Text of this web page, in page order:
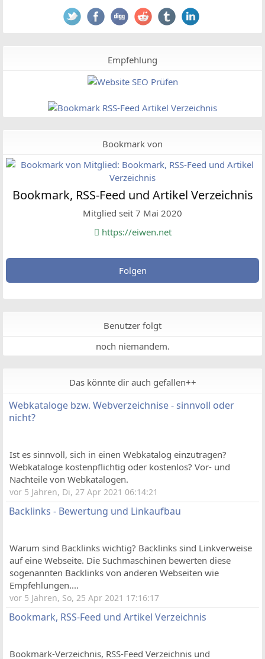
Empfehlung
Bookmark von
Bookmark, RSS-Feed und Artikel Verzeichnis
Mitglied seit 7 Mai 2020
https://eiwen.net
Folgen
Benutzer folgt
noch niemandem.
Das könnte dir auch gefallen++
Webkataloge bzw. Webverzeichnise - sinnvoll oder
nicht?
Ist es sinnvoll, sich in einen Webkatalog einzutragen?
Webkataloge kostenpflichtig oder kostenlos? Vor- und
Nachteile von Webkatalogen.
vor 5 Jahren, Di, 27 Apr 2021 06:14:21
Backlinks - Bewertung und Linkaufbau
Warum sind Backlinks wichtig? Backlinks sind Linkverweise
auf eine Webseite. Die Suchmaschinen bewerten diese
sogenannten Backlinks von anderen Webseiten wie
Empfehlungen....
vor 5 Jahren, So, 25 Apr 2021 17:16:17
Bookmark, RSS-Feed und Artikel Verzeichnis
Bookmark-Verzeichnis, RSS-Feed Verzeichnis und